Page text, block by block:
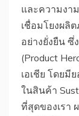
และความงา
เชื่อมโยงผลิ
อย่างยั่งยืน
(Product
เอเชีย โดยมี
ในสินค้า
ที่สุดของเรา